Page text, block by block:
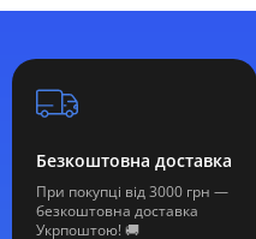
Безкоштовна доставка
При покупці від 3000 грн —
безкоштовна доставка
Укрпоштою! 🚚